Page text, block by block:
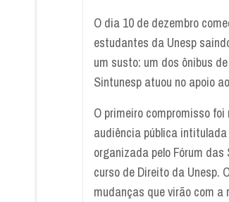
O dia 10 de dezembro
estudantes da Unesp
um susto: um dos ônibus
Sintunesp atuou no apoio
O primeiro compromisso
audiência pública intitulada
organizada pelo Fórum
curso de Direito da Unesp.
mudanças que virão com